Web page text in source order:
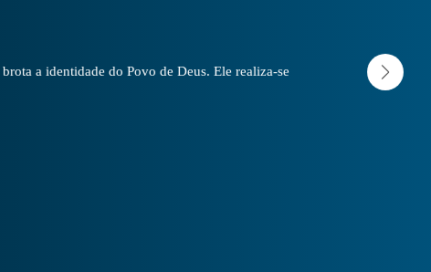
a identidade do Povo de Deus. Ele realiza-se